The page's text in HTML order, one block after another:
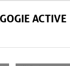
ACTIVE